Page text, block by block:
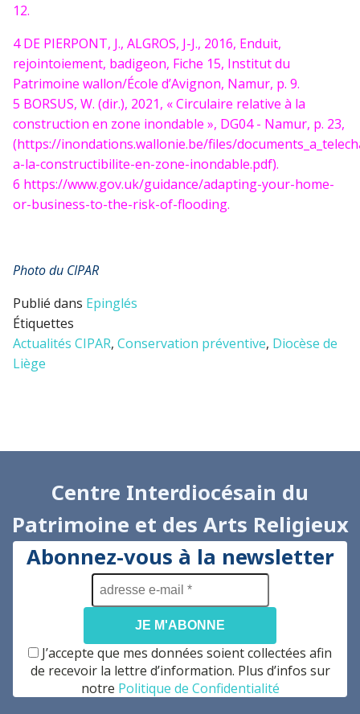
12.
4 DE PIERPONT, J., ALGROS, J-J., 2016, Enduit,
rejointoiement, badigeon, Fiche 15, Institut du
Patrimoine wallon/École d’Avignon, Namur, p. 9.
5 BORSUS, W. (dir.), 2021, « Circulaire relative à la
construction en zone inondable », DG04 - Namur, p. 23,
(https://inondations.wallonie.be/files/
a-la-constructibilite-en-zone-inondable.pdf).
6 https://www.gov.uk/guidance/adapting-your-home-
or-business-to-the-risk-of-flooding.
Photo du CIPAR
Publié dans Epinglés
Étiquettes
Actualités CIPAR, Conservation préventive, Diocèse de
Liège
Centre Interdiocésain du
Patrimoine et des Arts Religieux
Abonnez-vous à la newsletter
adresse
e-
mail
*
J’accepte que mes données soient collectées afin
de recevoir la lettre d’information. Plus d’infos sur
notre Politique de Confidentialité